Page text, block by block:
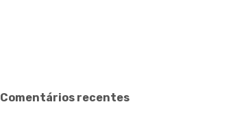
Comentários recentes